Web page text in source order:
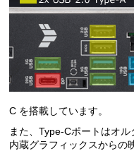
C を搭載しています。
また、Type-Cポートはオ
内蔵グラフィックスからの